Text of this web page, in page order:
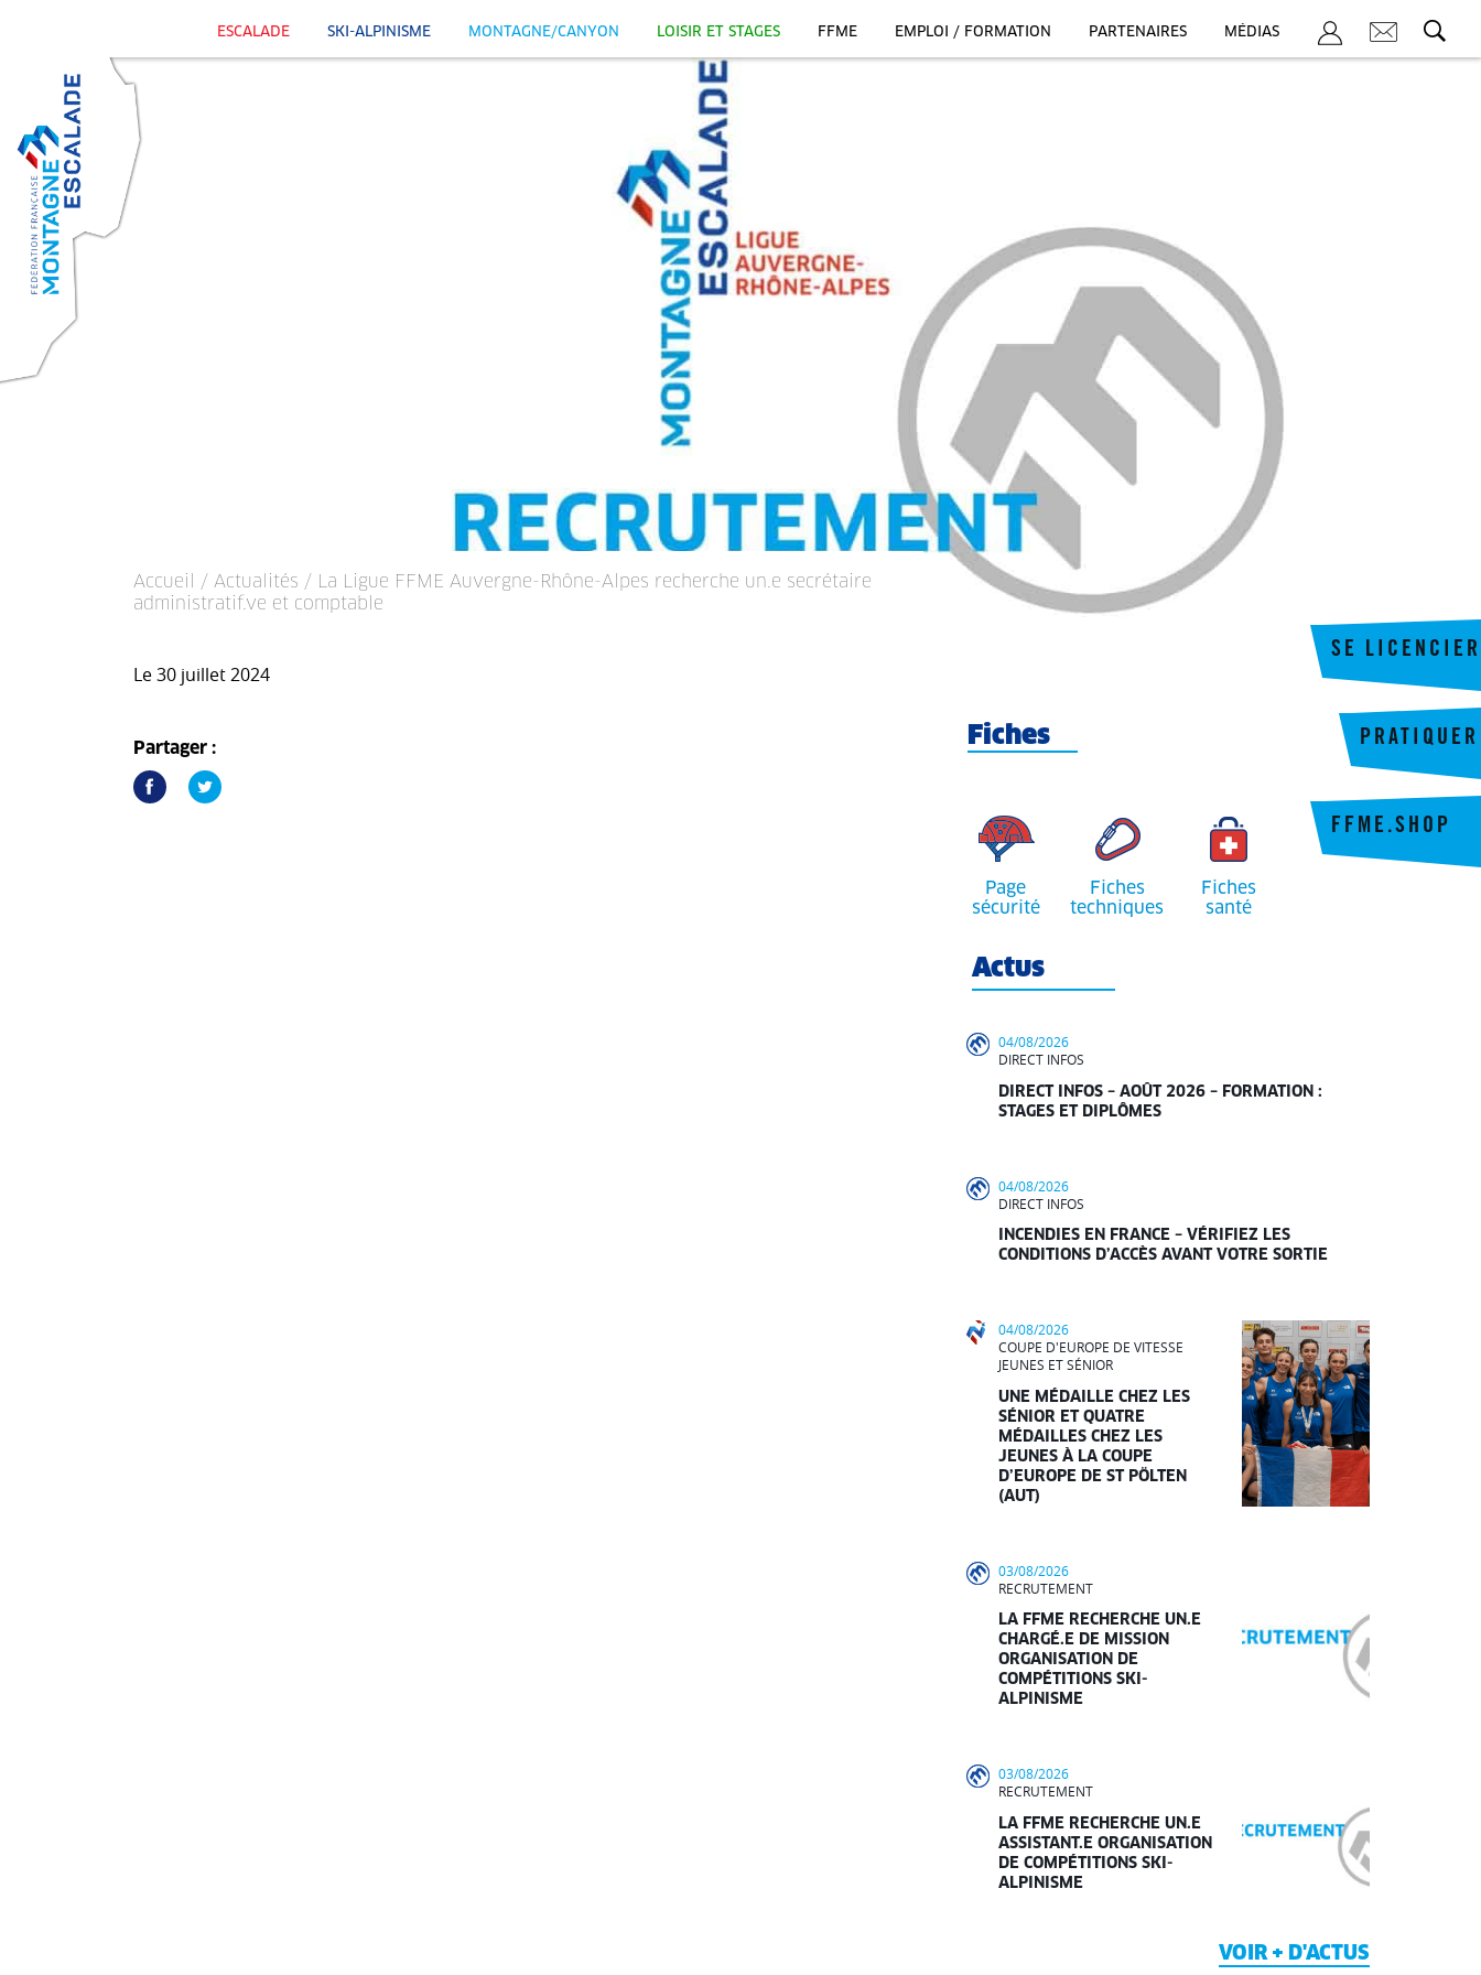
ESCALADE SKI-ALPINISME MONTAGNE/CANYON LOISIR ET STAGES FFME EMPLOI / FORMATION PARTENAIRES MÉDIAS
SE LICENCIER
FFME.SHOP
PRATIQUER
Accueil / Actualités / La Ligue FFME Auvergne-Rhône-Alpes recherche un.e secrétaire
administratif.ve et comptable
Le 30 juillet 2024
Partager : Fiches
Page
sécurité
Fiches
techniques
Fiches
santé
Actus
04/08/2026
DIRECT INFOS
DIRECT INFOS – AOÛT 2026 – FORMATION :
STAGES ET DIPLÔMES
04/08/2026
DIRECT INFOS
INCENDIES EN FRANCE – VÉRIFIEZ LES
CONDITIONS D’ACCÈS AVANT VOTRE SORTIE
04/08/2026
COUPE D'EUROPE DE VITESSE
JEUNES ET SÉNIOR
UNE MÉDAILLE CHEZ LES
SÉNIOR ET QUATRE
MÉDAILLES CHEZ LES
JEUNES À LA COUPE
D’EUROPE DE ST PÖLTEN
(AUT)
03/08/2026
RECRUTEMENT
LA FFME RECHERCHE UN.E
CHARGÉ.E DE MISSION
ORGANISATION DE
COMPÉTITIONS SKI-
ALPINISME
03/08/2026
RECRUTEMENT
LA FFME RECHERCHE UN.E
ASSISTANT.E ORGANISATION
DE COMPÉTITIONS SKI-
ALPINISME
VOIR + D'ACTUS